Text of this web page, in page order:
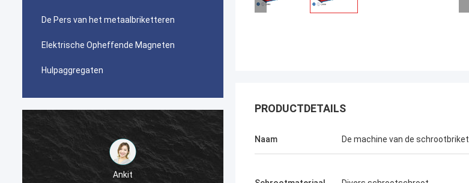
De Pers van het metaalbriketteren
Elektrische Opheffende Magneten
Hulpaggregaten
Ankit
Manu
PRODUCTDETAILS
Naam De machine van de schrootbriket